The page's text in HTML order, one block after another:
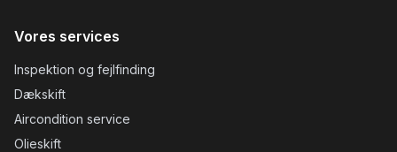
Vores services
Inspektion og fejlfinding
Dækskift
Aircondition service
Olieskift